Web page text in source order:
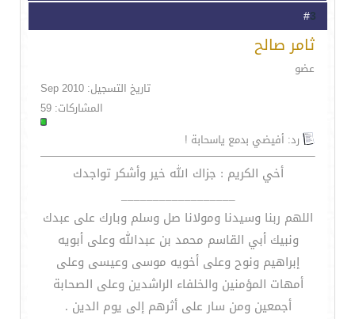
3
ثامر صالح
عضو
تاريخ التسجيل: Sep 2010
المشاركات: 59
رد: أفيضي بدمع ياسحابة !
أخي الكريم : جزاك الله خير وأشكر تواجدك
__________________
اللهم ربنا وسيدنا ومولانا صل وسلم وبارك على عبدك
ونبيك أبي القاسم محمد بن عبدالله وعلى أبويه
إبراهيم ونوح وعلى أخويه موسى وعيسى وعلى
أمهات المؤمنين والخلفاء الراشدين وعلى الصحابة
أجمعين ومن سار على أثرهم إلى يوم الدين .